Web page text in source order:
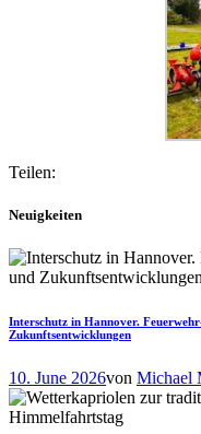
Teilen:
Neuigkeiten
Interschutz in Hannover.
Zukunftsentwicklungen
10. June 2026von Michael